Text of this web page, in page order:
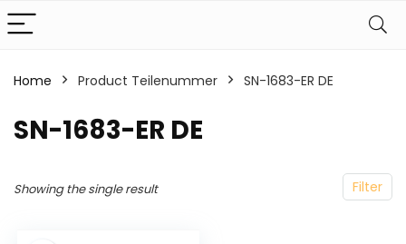
Home Product Teilenummer ‎SN-1683-ER DE
‎SN-1683-ER DE
Filter
Showing the single result